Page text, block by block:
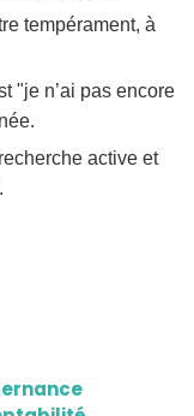
tempérament, à
"je n’ai pas encore
active et